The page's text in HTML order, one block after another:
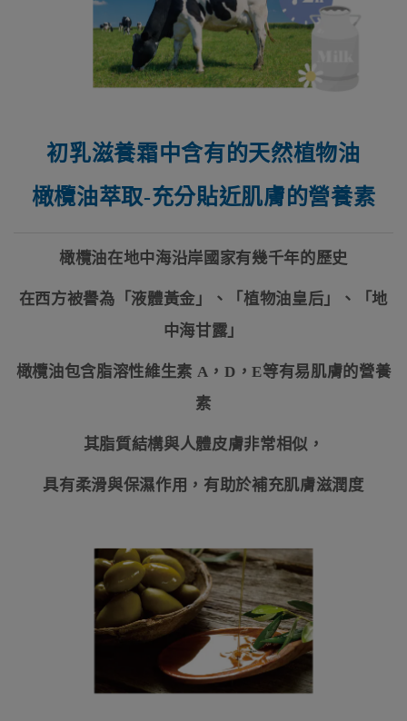
初乳滋養霜中含有的天然植物油
橄欖油萃取-充分貼近肌膚的營養素
橄欖油在地中海沿岸國家有幾千年的歷史
在西方被譽為「液體黃金」、「植物油皇后」、「地
中海甘露」
橄欖油包含脂溶性維生素 A ， D ，E等有易肌膚的營養
素
其脂質結構與人體皮膚非常相似，
具有柔滑與保濕作用，有助於補充肌膚滋潤度